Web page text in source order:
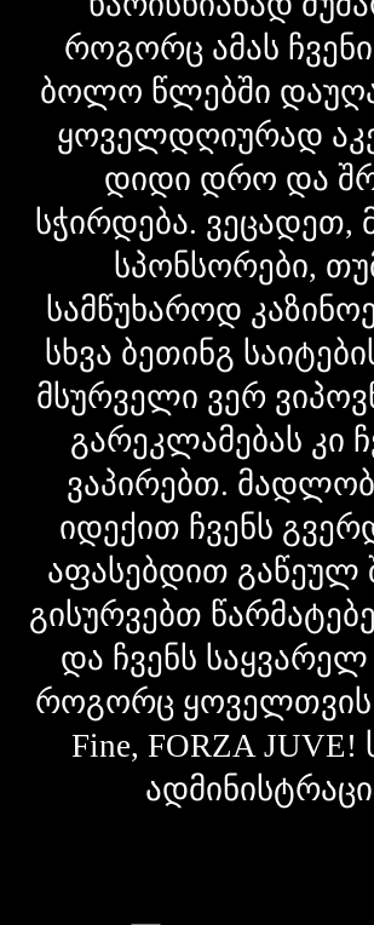
როგორც ამას
ბოლო წლებში
ყოველდღიურად
დიდი დრო და
სჭირდება. ვეცადეთ,
სპონსორები,
სამწუხაროდ
სხვა ბეთინგ
მსურველი ვერ
გარეკლამებას კი
ვაპირებთ.
იდექით ჩვენს
აფასებდით გაწეულ
გისურვებთ
და ჩვენს
როგორც ყოველთვის
Fine, FORZA JUVE!